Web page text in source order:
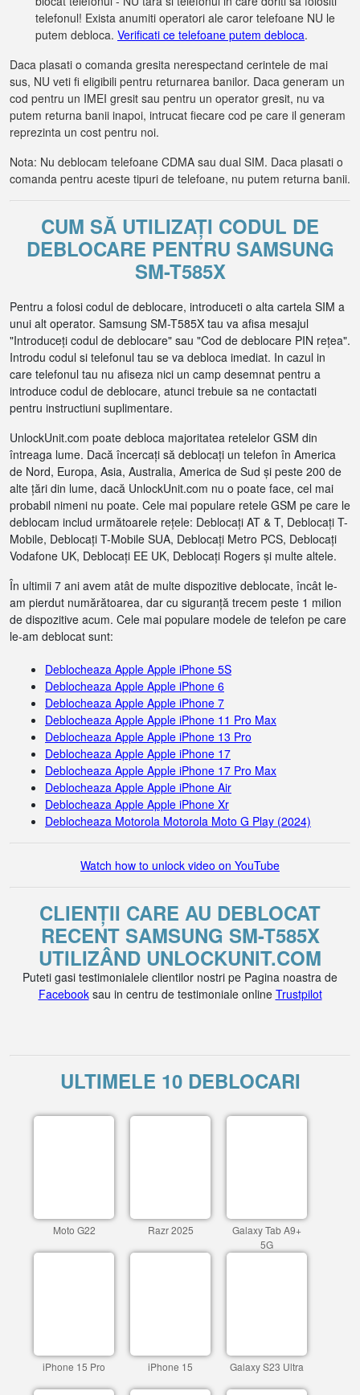
telefonul! Exista anumiti operatori ale caror telefoane NU le
putem debloca. Verificati ce telefoane putem debloca.
Daca plasati o comanda gresita nerespectand cerintele de mai
sus, NU veti fi eligibili pentru returnarea banilor. Daca generam un
cod pentru un IMEI gresit sau pentru un operator gresit, nu va
putem returna banii inapoi, intrucat fiecare cod pe care il generam
reprezinta un cost pentru noi.
Nota: Nu deblocam telefoane CDMA sau dual SIM. Daca plasati o
comanda pentru aceste tipuri de telefoane, nu putem returna banii.
CUM SĂ UTILIZAȚI CODUL DE
DEBLOCARE PENTRU SAMSUNG
SM-T585X
Pentru a folosi codul de deblocare, introduceti o alta cartela SIM a
unui alt operator. Samsung SM-T585X tau va afisa mesajul
"Introduceți codul de deblocare" sau "Cod de deblocare PIN rețea".
Introdu codul si telefonul tau se va debloca imediat. In cazul in
care telefonul tau nu afiseza nici un camp desemnat pentru a
introduce codul de deblocare, atunci trebuie sa ne contactati
pentru instructiuni suplimentare.
UnlockUnit.com poate debloca majoritatea retelelor GSM din
întreaga lume. Dacă încercați să deblocați un telefon în America
de Nord, Europa, Asia, Australia, America de Sud și peste 200 de
alte țări din lume, dacă UnlockUnit.com nu o poate face, cel mai
probabil nimeni nu poate. Cele mai populare retele GSM pe care le
deblocam includ următoarele rețele: Deblocați AT & T, Deblocați T-
Mobile, Deblocați T-Mobile SUA, Deblocați Metro PCS, Deblocați
Vodafone UK, Deblocați EE UK, Deblocați Rogers și multe altele.
În ultimii 7 ani avem atât de multe dispozitive deblocate, încât le-
am pierdut numărătoarea, dar cu siguranță trecem peste 1 milion
de dispozitive acum. Cele mai populare modele de telefon pe care
le-am deblocat sunt:
Deblocheaza Apple Apple iPhone 5S
Deblocheaza Apple Apple iPhone 6
Deblocheaza Apple Apple iPhone 7
Deblocheaza Apple Apple iPhone 11 Pro Max
Deblocheaza Apple Apple iPhone 13 Pro
Deblocheaza Apple Apple iPhone 17
Deblocheaza Apple Apple iPhone 17 Pro Max
Deblocheaza Apple Apple iPhone Air
Deblocheaza Apple Apple iPhone Xr
Deblocheaza Motorola Motorola Moto G Play (2024)
Watch how to unlock video on YouTube
CLIENȚII CARE AU DEBLOCAT
RECENT SAMSUNG SM-T585X
UTILIZÂND UNLOCKUNIT.COM
Puteti gasi testimonialele clientilor nostri pe Pagina noastra de
Facebooksau in centru de testimoniale online Trustpilot
ULTIMELE 10 DEBLOCARI
Moto G22 Razr 2025
Galaxy Tab A9+
5G
iPhone 15 Pro iPhone 15 Galaxy S23 Ultra